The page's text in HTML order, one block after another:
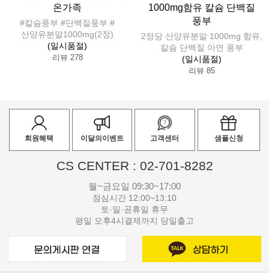
온가족
#칼슘풍부 #단백질풍부 #
산양유분말1000mg(2정)
(일시품절)
리뷰 278
1000mg함유 칼슘 단백질
풍부
2정당 산양유분말 1000mg 함유,
칼슘 단백질 아연 풍부
(일시품절)
리뷰 85
회원혜택 이달의이벤트 고객센터 샘플신청
CS CENTER : 02-701-8282
월~금요일 09:30~17:00
점심시간 12:00~13:10
토·일·공휴일 휴무
평일 오후4시결제까지 당일출고